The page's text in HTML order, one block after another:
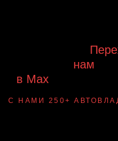
нам
в Max
С НАМИ 250+